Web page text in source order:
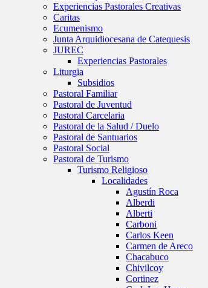
Experiencias Pastorales Creativas
Caritas
Ecumenismo
Junta Arquidiocesana de Catequesis
JUREC
Experiencias Pastorales
Liturgia
Subsidios
Pastoral Familiar
Pastoral de Juventud
Pastoral Carcelaria
Pastoral de la Salud / Duelo
Pastoral de Santuarios
Pastoral Social
Pastoral de Turismo
Turismo Religioso
Localidades
Agustín Roca
Alberdi
Alberti
Carboni
Carlos Keen
Carmen de Areco
Chacabuco
Chivilcoy
Cortinez